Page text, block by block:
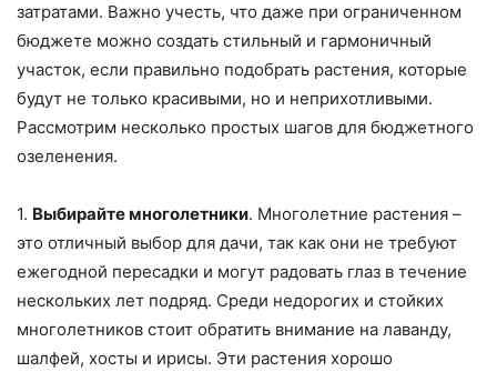
затратами. Важно учесть, что даже при ограниченном
бюджете можно создать стильный и гармоничный
участок, если правильно подобрать растения, которые
будут не только красивыми, но и неприхотливыми.
Рассмотрим несколько простых шагов для бюджетного
озеленения.
1. Выбирайте многолетники. Многолетние растения –
это отличный выбор для дачи, так как они не требуют
ежегодной пересадки и могут радовать глаз в течение
нескольких лет подряд. Среди недорогих и стойких
многолетников стоит обратить внимание на лаванду,
шалфей, хосты и ирисы. Эти растения хорошо